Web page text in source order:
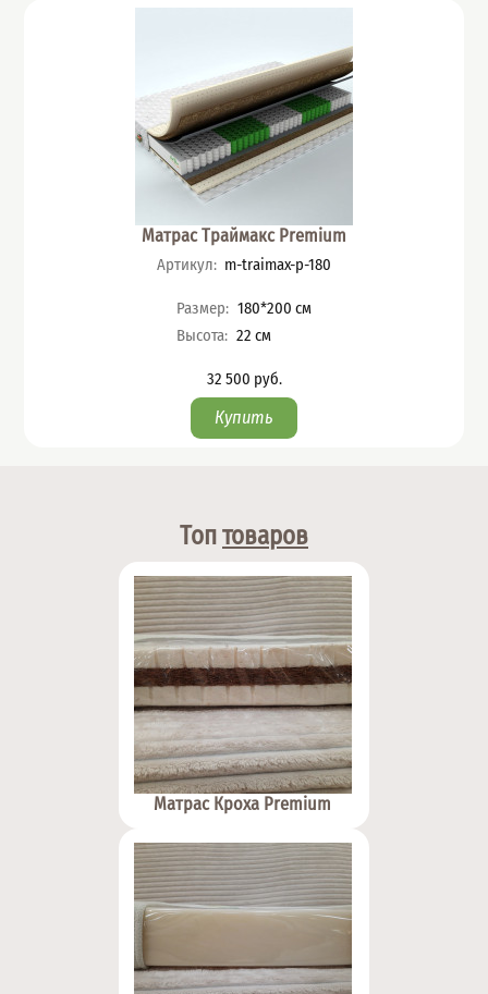
Матрас Траймакс Premium
Артикул: m-traimax-p-180
Характеристики
Размер: 180*200 см
Высота: 22 см
Цена
32 500 руб.
Топтоваров
Матрас Кроха Premium